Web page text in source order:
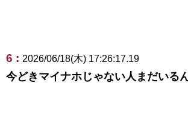
6 : 2026/06/18(木) 17:26:17.19
今どきマイナホじゃない人まだいる